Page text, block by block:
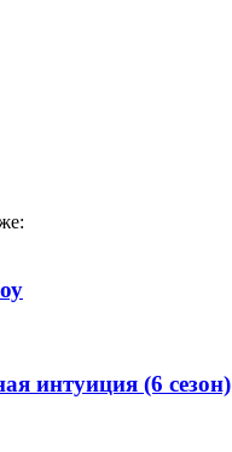
интуиция (6 сезон)